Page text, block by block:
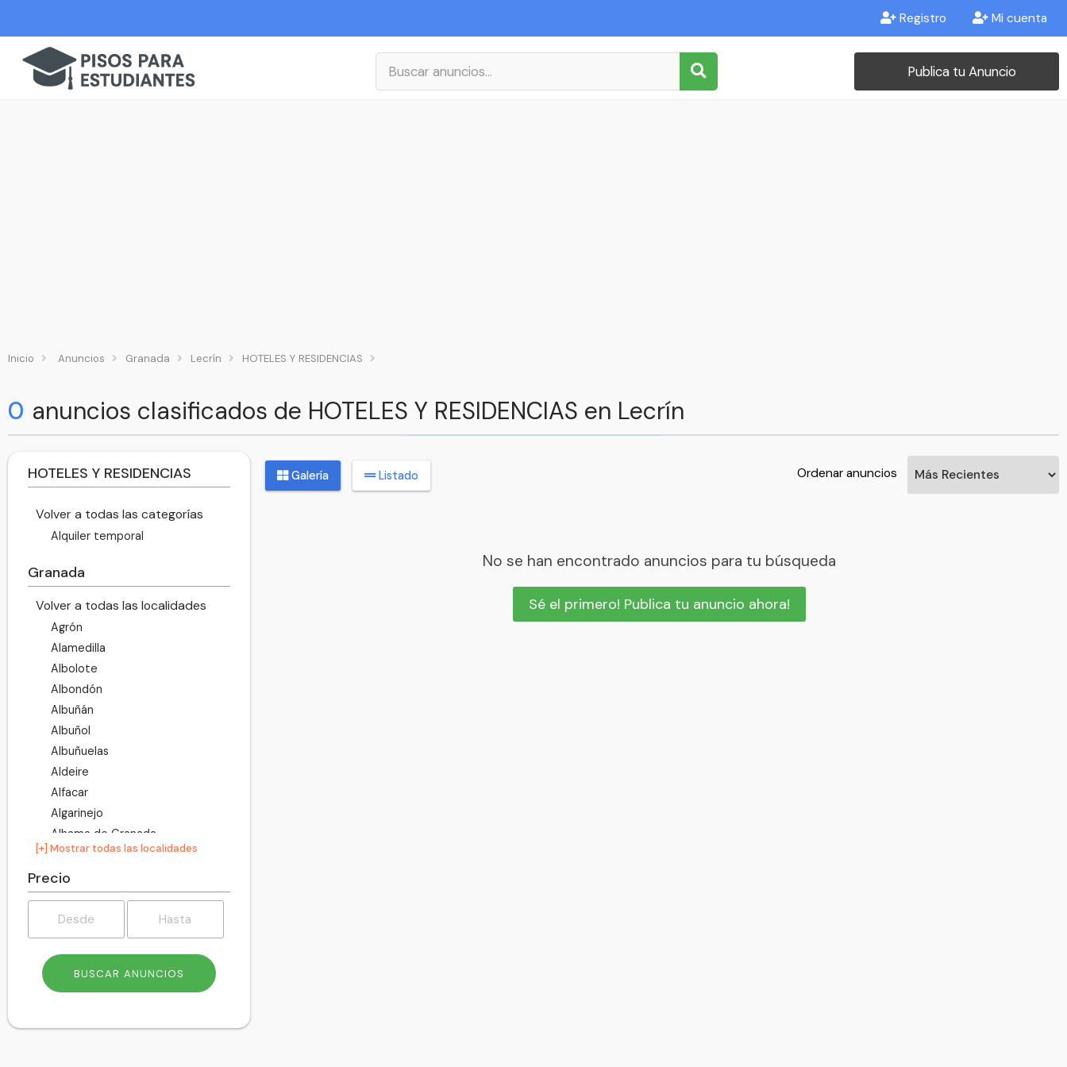
Registro Mi cuenta
Publica tu Anuncio
Inicio Anuncios Granada Lecrín HOTELES Y RESIDENCIAS
0 anuncios clasificados de HOTELES Y RESIDENCIAS en Lecrín
HOTELES Y RESIDENCIAS
Volver a todas las categorías
Alquiler temporal
Granada
Volver a todas las localidades
Agrón
Alamedilla
Albolote
Albondón
Albuñán
Albuñol
Albuñuelas
Aldeire
Alfacar
Algarinejo
Alhama de Granada
Alhendín
Alicún de Ortega
Almegíjar
Almuñécar
Alpujarra de la Sierra
Alquife
Arenas del Rey
[+] Mostrar todas las localidades
Precio
Galería Listado Ordenar anuncios
No se han encontrado anuncios para tu búsqueda
Sé el primero! Publica tu anuncio ahora!